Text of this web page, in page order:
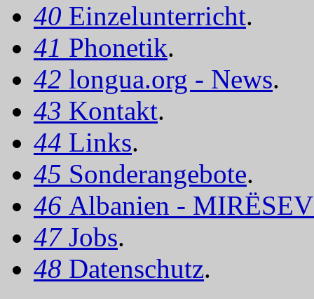
40 Einzelunterricht.
41 Phonetik.
42 longua.org - News.
43 Kontakt.
44 Links.
45 Sonderangebote.
46 Albanien -
47 Jobs.
48 Datenschutz.